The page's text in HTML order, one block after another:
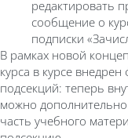
редактировать
сообщение о
подписки
В рамках новой
курса в курсе
подсекций: теперь
можно дополнительно
часть учебного